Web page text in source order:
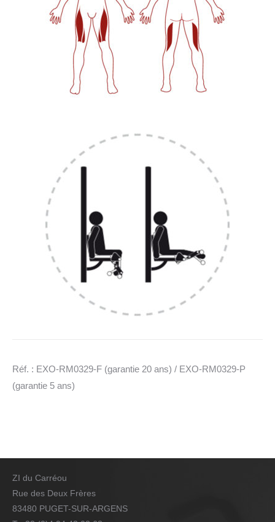
Réf. : EXO-RM0329-F (garantie 20 ans) / EXO-RM0329-P
(garantie 5 ans)
ZI du Carréou
Rue des Deux Frères
83480 PUGET-SUR-ARGENS